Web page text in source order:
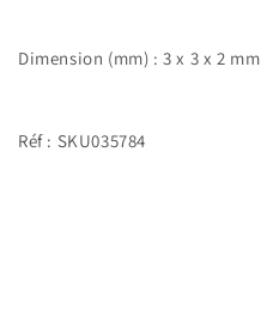
Dimension (mm) : 3 x 3 x 2 mm
Réf : SKU035784